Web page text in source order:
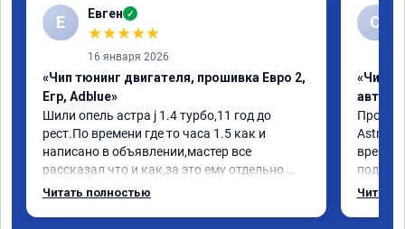
Е Евген ✓
★★★★★
16 января 2026
«Чип тюнинг двигателя, прошивка Евро 2,
Егр, Adblue»
Шили опель астра j 1.4 турбо,11 год до
рест.По времени где то часа 1.5 как и
написано в объявлении,мастер все
рассказал что и как,за это ему отдельно
спасибо,проехал пока что не так много но
Читать полностью
С
«Чип
Astra J
стала
Читать